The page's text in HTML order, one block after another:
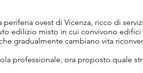
ovest di Vicenza, ricco di
edilizio misto in cui convivono edifici
gradualmente cambiano vita
professionale, ora proposto quale